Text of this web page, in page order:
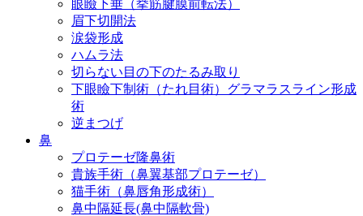
眼瞼下垂（挙筋腱膜前転法）
眉下切開法
涙袋形成
ハムラ法
切らない目の下のたるみ取り
下眼瞼下制術（たれ目術）グラマラスライン形成
術
逆まつげ
鼻
プロテーゼ隆鼻術
貴族手術（鼻翼基部プロテーゼ）
猫手術（鼻唇角形成術）
鼻中隔延長(鼻中隔軟骨)